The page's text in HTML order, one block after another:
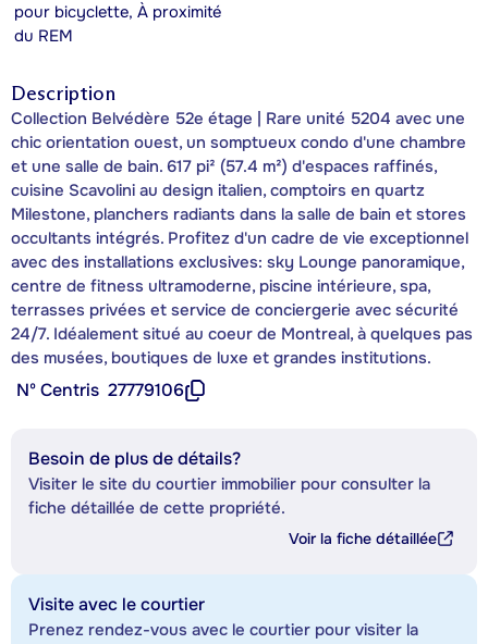
pour bicyclette, À proximité
du REM
Description
Collection Belvédère 52e étage | Rare unité 5204 avec une
chic orientation ouest, un somptueux condo d'une chambre
et une salle de bain. 617 pi² (57.4 m²) d'espaces raffinés,
cuisine Scavolini au design italien, comptoirs en quartz
Milestone, planchers radiants dans la salle de bain et stores
occultants intégrés. Profitez d'un cadre de vie exceptionnel
avec des installations exclusives: sky Lounge panoramique,
centre de fitness ultramoderne, piscine intérieure, spa,
terrasses privées et service de conciergerie avec sécurité
24/7. Idéalement situé au coeur de Montreal, à quelques pas
des musées, boutiques de luxe et grandes institutions.
Nº Centris 27779106
Besoin de plus de détails?
Visiter le site du courtier immobilier pour consulter la
fiche détaillée de cette propriété.
Voir la fiche détaillée
Visite avec le courtier
Prenez rendez-vous avec le courtier pour visiter la